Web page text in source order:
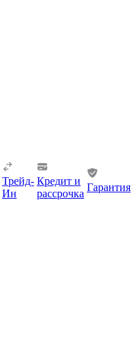
Трейд-
Ин
Кредит и
рассрочка
Гарантия